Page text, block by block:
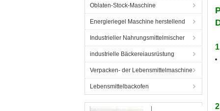
Oblaten-Stock-Maschine
Energieriegel Maschine herstellend
Industrieller Nahrungsmittelmischer
industrielle Bäckereiausrüstung
Verpacken- der Lebensmittelmaschine
Lebensmittelbackofen